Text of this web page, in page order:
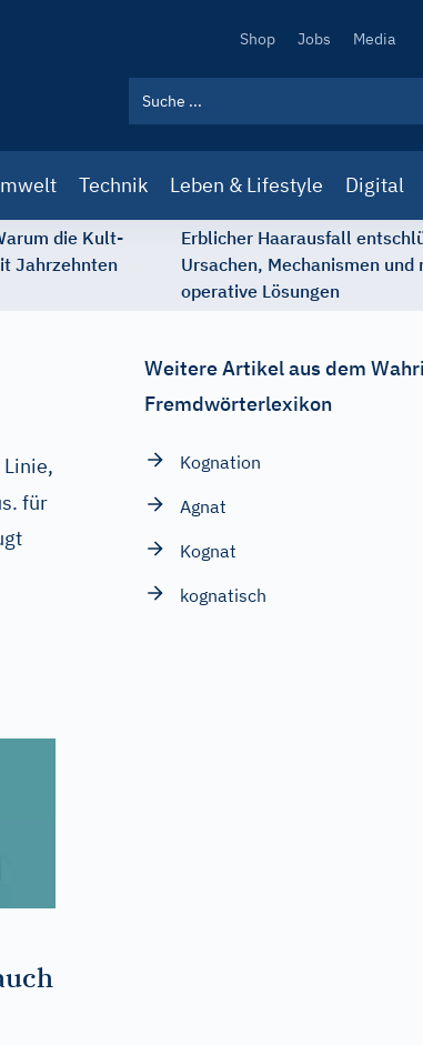
Secondary
Shop Jobs Media
Technik Leben & Lifestyle Digital
die Kult-
Jahrzehnten
Erblicher Haarausfall
Ursachen, Mechanismen und
operative Lösungen
für
Weitere Artikel aus dem
Fremdwörterlexikon
Kognation
Agnat
Kognat
kognatisch